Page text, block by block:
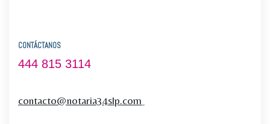
CONTÁCTANOS
444 815 3114
contacto@notaria34slp.com